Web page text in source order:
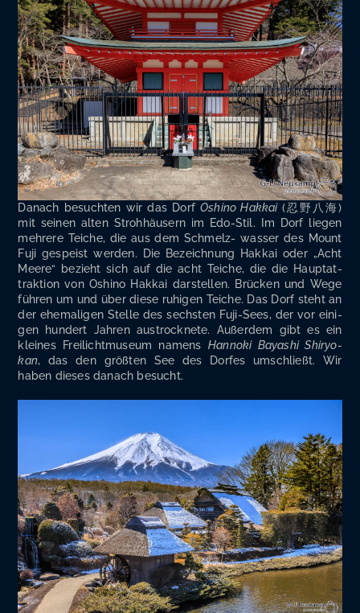
Danach besuch­ten wir das DorfOshi­no Hak­kai (忍野八海)
mit sei­nen alten Stroh­häu­sern im Edo-Stil. Im Dorf lie­gen
meh­re­re Tei­che, die aus dem Schmelz- was­ser des Mount
Fuji gespeist wer­den. Die Bezeich­nung Hak­kai oder „Acht
Mee­re“ bezieht sich auf die acht Tei­che, die die Haupt­at­
trak­ti­on von Oshi­no Hak­kai dar­stel­len. Brü­cken und Wege
füh­ren um und über die­se ruhi­gen Tei­che. Das Dorf steht an
der ehe­ma­li­gen Stel­le des sechs­ten Fuji-Sees, der vor eini­
gen hun­dert Jah­ren aus­trock­ne­te. Außer­dem gibt es ein
klei­nes Frei­licht­mu­se­um namens Han­no­ki Baya­shi Shiryo­
kan, das den größ­ten See des Dor­fes umschließt. Wir
haben die­ses danach besucht.